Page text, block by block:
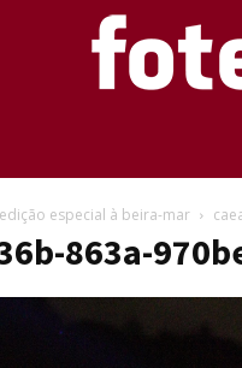
especial à beira-mar
863a-